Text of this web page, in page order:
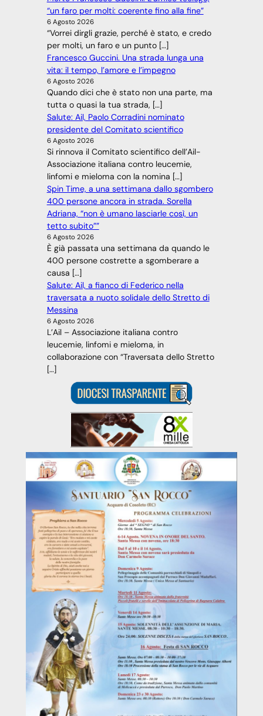
“un faro per molti: coerente fino alla fine”
6 Agosto 2026
“Vorrei dirgli grazie, perché è stato, e credo
per molti, un faro e un punto […]
Francesco Guccini. Una strada lunga una
vita: il tempo, l’amore e l’impegno
6 Agosto 2026
Quando dici che è stato non una parte, ma
tutta o quasi la tua strada, […]
Salute: Ail, Paolo Corradini nominato
presidente del Comitato scientifico
6 Agosto 2026
Si rinnova il Comitato scientifico dell’Ail-
Associazione italiana contro leucemie,
linfomi e mieloma con la nomina […]
Spin Time, a una settimana dallo sgombero
400 persone ancora in strada. Sorella
Adriana, “non è umano lasciarle così, un
tetto subito””
6 Agosto 2026
È già passata una settimana da quando le
400 persone costrette a sgomberare a
causa […]
Salute: Ail, a fianco di Federico nella
traversata a nuoto solidale dello Stretto di
Messina
6 Agosto 2026
L’Ail – Associazione italiana contro
leucemie, linfomi e mieloma, in
collaborazione con “Traversata dello Stretto
[…]